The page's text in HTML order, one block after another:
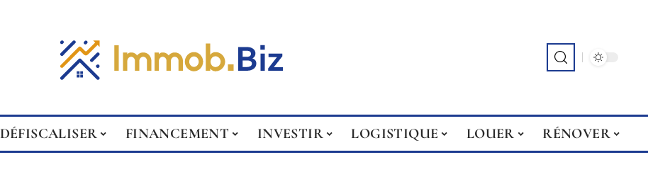
DÉFISCALISER FINANCEMENT INVESTIR LOGISTIQUE LOUER RÉNOVER